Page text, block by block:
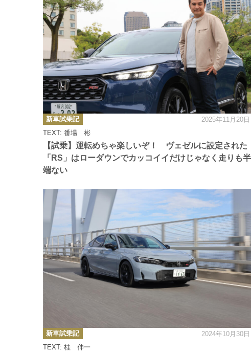
【試乗】運転めちゃ楽しいぞ！ ヴェゼルに設定された
「RS」はローダウンでカッコイイだけじゃなく走りも半
端ない
TEXT: 番場 彬
カ
テ
ゴ
リ
ー
新車試乗記 2025年11月20日
TEXT: 桂 伸一
カ
テ
ゴ
リ
新車試乗記 2024年10月30日